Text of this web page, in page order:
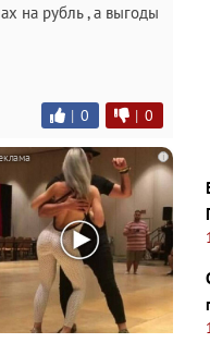
на рубль , а выгоды
| 0 | 0
i